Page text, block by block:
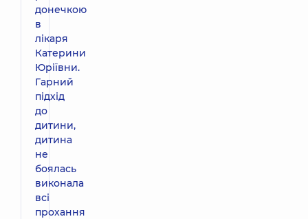
донечкою
в
лікаря
Катерини
Юріївни.
Гарний
підхід
до
дитини,
дитина
не
боялась
виконала
всі
прохання